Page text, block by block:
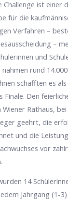
Challenge ist einer
für die
Verfahren –
–
und
rund
schafften es
Den
Rathaus,
geehrt, die
und die
vor
14
Jahrgang (1-